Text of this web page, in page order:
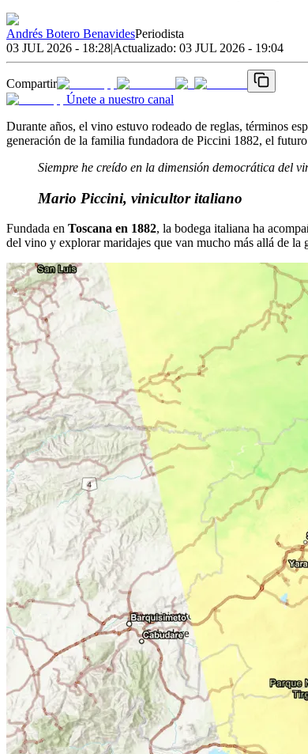
Andrés Botero BenavidesPeriodista
03 JUL 2026 - 18:28|Actualizado: 03 JUL 2026 - 19:04
Compartir
Únete a nuestro canal
Durante años, el vino estuvo rodeado de reglas, términos
generación de la familia fundadora de Piccini 1882, el
Siempre he creído en la dimensión democrática del
Mario Piccini, vinicultor italiano
Fundada en Toscana en 1882, la bodega italiana ha
del vino y explorar maridajes que van mucho más allá de